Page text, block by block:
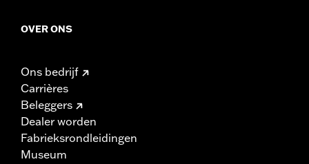
OVER ONS
Ons bedrijf
Carrières
Beleggers
Dealer worden
Fabrieksrondleidingen
Museum